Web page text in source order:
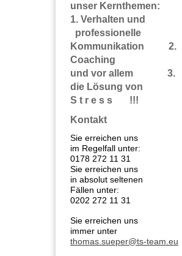
unser Kernthemen:
1. Verhalten und
professionelle
Kommunikation 2.
Coaching
und vor allem 3.
die Lösung von
S t r e s s !!!
Kontakt
Sie erreichen uns
im Regelfall unter:
0178 272 11 31
Sie erreichen uns
in absolut seltenen
Fällen unter:
0202 272 11 31
Sie erreichen uns
immer unter
thomas.sueper@ts-team.eu